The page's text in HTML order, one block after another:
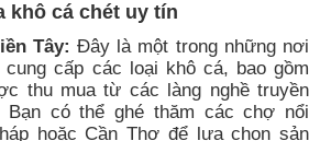
khô cá chét uy tín
Tây: Đây là một trong những nơi
cung cấp các loại khô cá, bao gồm
thu mua từ các làng nghề truyền
Bạn có thể ghé thăm các chợ nổi
hoặc Cần Thơ để lựa chọn sản